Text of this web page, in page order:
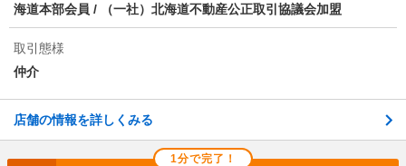
物件備考
■保証会社利用必須（初回保証委託料月額総賃料の5
0％ 月額税込880円 年10000円更新料）
海道本部会員 / （一社）北海道不動産公正取引協議会加盟
取引態様
仲介
店舗の情報を詳しくみる
1分で完了！